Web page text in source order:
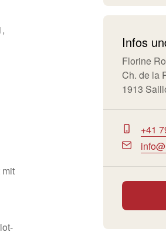
Infos
Florine
Ch. de la
1913
+41